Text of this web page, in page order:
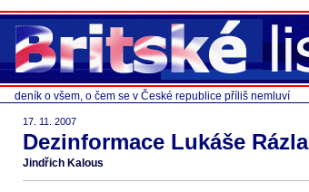
deník o všem, o čem se v České republice příliš nemluví
17. 11. 2007
Dezinformace Lukáše Rázla
Jindřich Kalous